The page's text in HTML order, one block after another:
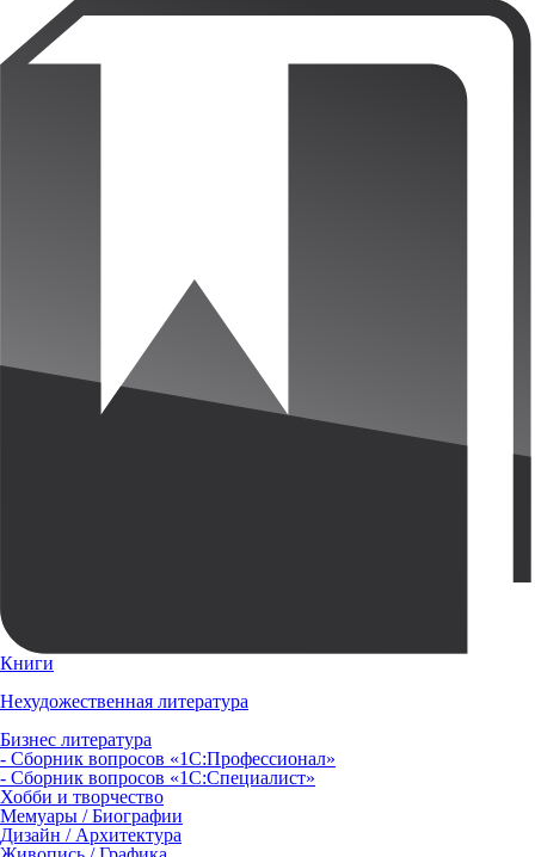
Книги
Нехудожественная литература
Бизнес литература
- Сборник вопросов «1С:Профессионал»
- Сборник вопросов «1С:Специалист»
Хобби и творчество
Мемуары / Биографии
Дизайн / Архитектура